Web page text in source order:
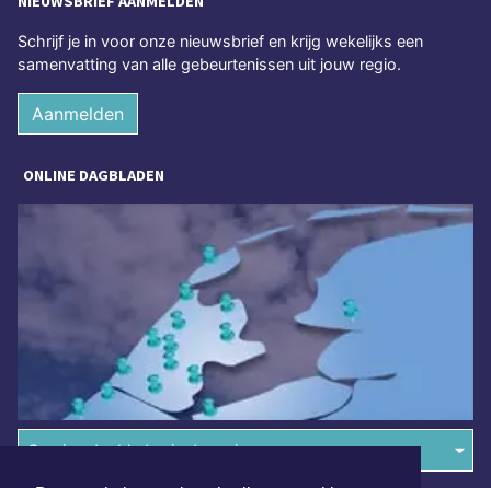
Schrijf je in voor onze nieuwsbrief en krijg wekelijks een
samenvatting van alle gebeurtenissen uit jouw regio.
Aanmelden
ONLINE DAGBLADEN
Overige dagbladen in de regio